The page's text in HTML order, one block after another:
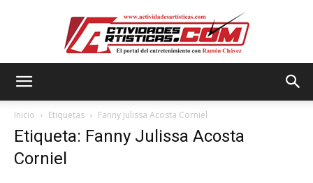
Inicio Etiquetas Fanny Julissa Acosta Corniel
Etiqueta: Fanny Julissa Acosta
Corniel